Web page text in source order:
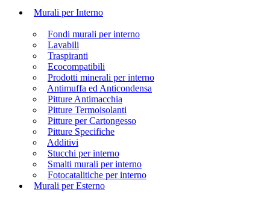
Murali per Interno
Fondi murali per interno
Lavabili
Traspiranti
Ecocompatibili
Prodotti minerali per interno
Antimuffa ed Anticondensa
Pitture Antimacchia
Pitture Termoisolanti
Pitture per Cartongesso
Pitture Specifiche
Additivi
Stucchi per interno
Smalti murali per interno
Fotocatalitiche per interno
Murali per Esterno